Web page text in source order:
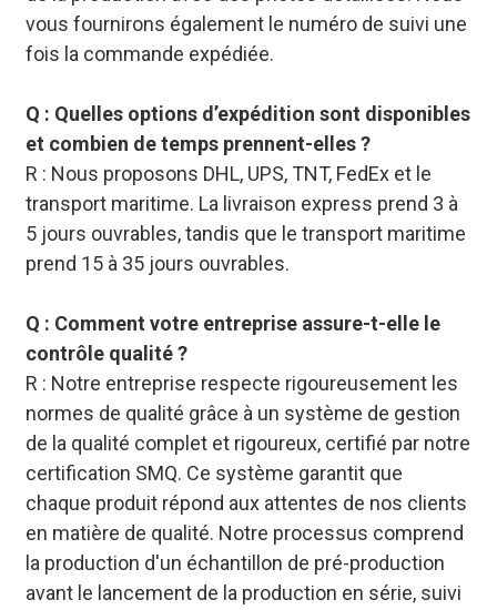
vous fournirons également le numéro de suivi une
fois la commande expédiée.
Q : Quelles options d’expédition sont disponibles
et combien de temps prennent-elles ?
R : Nous proposons DHL, UPS, TNT, FedEx et le
transport maritime. La livraison express prend 3 à
5 jours ouvrables, tandis que le transport maritime
prend 15 à 35 jours ouvrables.
Q : Comment votre entreprise assure-t-elle le
contrôle qualité ?
R : Notre entreprise respecte rigoureusement les
normes de qualité grâce à un système de gestion
de la qualité complet et rigoureux, certifié par notre
certification SMQ. Ce système garantit que
chaque produit répond aux attentes de nos clients
en matière de qualité. Notre processus comprend
la production d'un échantillon de pré-production
avant le lancement de la production en série, suivi